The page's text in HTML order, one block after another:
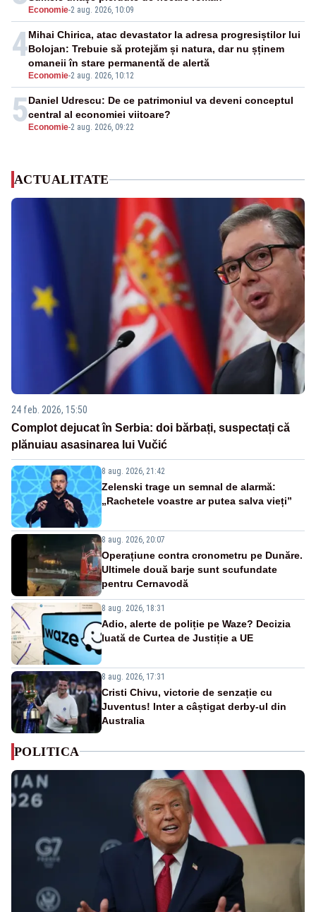
Economie-2 aug. 2026, 10:09
4
Economie-2 aug. 2026, 10:12
Mihai Chirica, atac devastator la adresa progresiștilor lui
Bolojan: Trebuie să protejăm și natura, dar nu șținem
omaneii în stare permanentă de alertă
5 Economie-2 aug. 2026, 09:22
Daniel Udrescu: De ce patrimoniul va deveni conceptul
central al economiei viitoare?
ACTUALITATE
24 feb. 2026, 15:50
Complot dejucat în Serbia: doi bărbați, suspectați că
plănuiau asasinarea lui Vučić
8 aug. 2026, 21:42
Zelenski trage un semnal de alarmă:
„Rachetele voastre ar putea salva vieți”
8 aug. 2026, 20:07
Operațiune contra cronometru pe Dunăre.
Ultimele două barje sunt scufundate
pentru Cernavodă
8 aug. 2026, 18:31
Adio, alerte de poliție pe Waze? Decizia
luată de Curtea de Justiție a UE
8 aug. 2026, 17:31
Cristi Chivu, victorie de senzație cu
Juventus! Inter a câștigat derby-ul din
Australia
POLITICA